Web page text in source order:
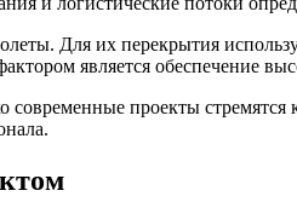
Для их перекрытия
является обеспечение
современные проекты